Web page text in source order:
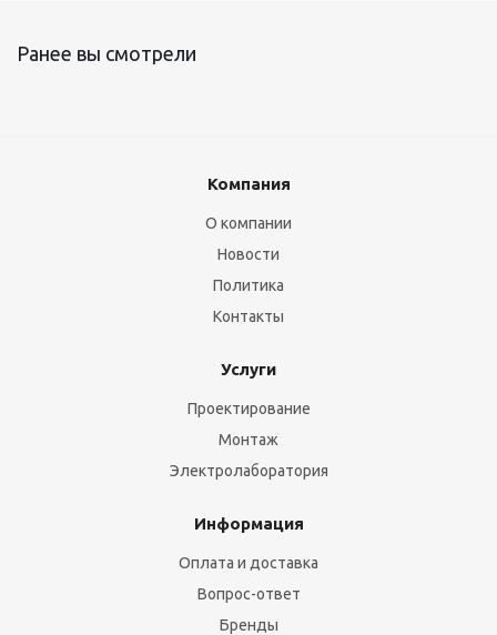
Ранее вы смотрели
Компания
О компании
Новости
Политика
Контакты
Услуги
Проектирование
Монтаж
Электролаборатория
Информация
Оплата и доставка
Вопрос-ответ
Бренды